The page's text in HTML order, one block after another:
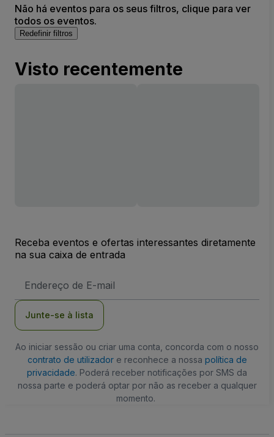
Não há eventos para os seus filtros, clique para ver
todos os eventos.
Redefinir filtros
Visto recentemente
Receba eventos e ofertas interessantes diretamente
na sua caixa de entrada
de
Junte-se à lista
Ao iniciar sessão ou criar uma conta, concorda com o nosso
contrato de utilizadore reconhece a nossa política de
privacidade. Poderá receber notificações por SMS da
nossa parte e poderá optar por não as receber a qualquer
momento.